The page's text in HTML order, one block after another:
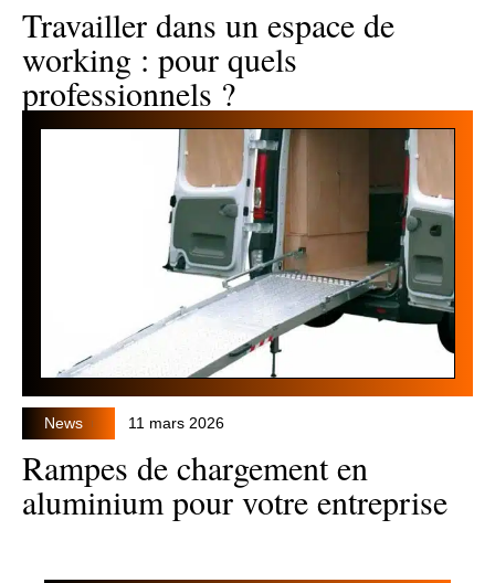
Travailler dans un espace de
working : pour quels
professionnels ?
News 11 mars 2026
Rampes de chargement en
aluminium pour votre entreprise